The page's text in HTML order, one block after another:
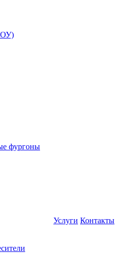
фургоны
Услуги Контакты